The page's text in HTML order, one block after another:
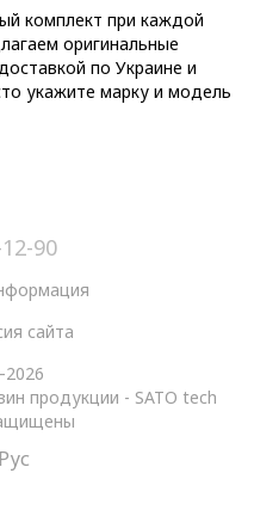
комплект при каждой
оригинальные
по Украине и
укажите марку и модель
90
сайта
продукции - SATO tech
Рус